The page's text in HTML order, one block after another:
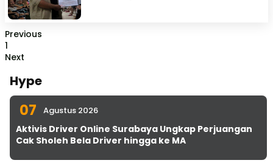
Previous
1
Next
Hype
07 Agustus 2026
Aktivis Driver Online Surabaya Ungkap Perjuangan
Cak Sholeh Bela Driver hingga ke MA